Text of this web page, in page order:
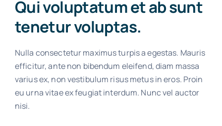
Qui voluptatum et ab sunt
tenetur voluptas.
Nulla consectetur maximus turpis a egestas. Mauris
efficitur, ante non bibendum eleifend, diam massa
varius ex, non vestibulum risus metus in eros. Proin
eu urna vitae ex feugiat interdum. Nunc vel auctor
nisi.